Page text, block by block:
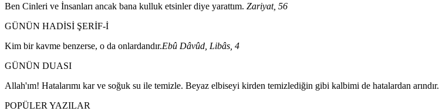
Ben Cinleri ve İnsanları ancak bana kulluk etsinler diye yarattım. Zariyat, 56
GÜNÜN HADİSİ ŞERİF-İ
Kim bir kavme benzerse, o da onlardandır.Ebû Dâvûd, Libâs, 4
GÜNÜN DUASI
Allah'ım! Hatalarımı kar ve soğuk su ile temizle. Beyaz elbiseyi kirden temizlediğin gibi kalbimi de hatalardan arındır.
POPÜLER YAZILAR